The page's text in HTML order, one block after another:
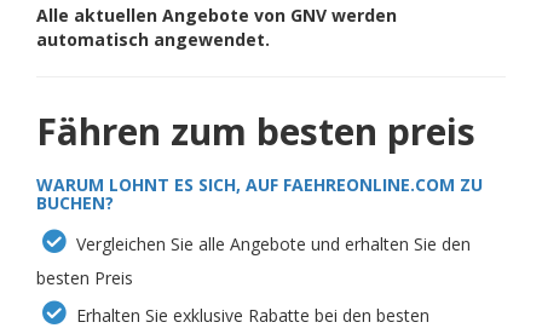
Alle aktuellen Angebote von GNV werden
automatisch angewendet.
Fähren zum besten preis
WARUM LOHNT ES SICH, AUF FAEHREONLINE.COM ZU
BUCHEN?
Vergleichen Sie alle Angebote und erhalten Sie den
besten Preis
Erhalten Sie exklusive Rabatte bei den besten